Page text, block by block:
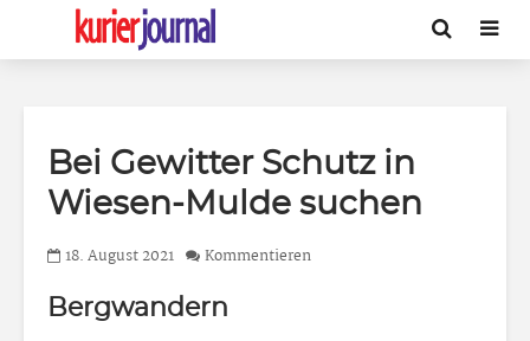
Bei Gewitter Schutz in
Wiesen-Mulde suchen
18. August 2021 Kommentieren
Bergwandern